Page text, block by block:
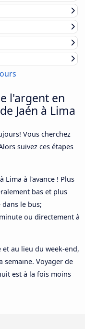
l'argent en
Jaén à Lima
Vous cherchez
suivez ces étapes
Lima à l'avance ! Plus
bas et plus
le bus;
ou directement à
au lieu du week-end,
semaine. Voyager de
est à la fois moins